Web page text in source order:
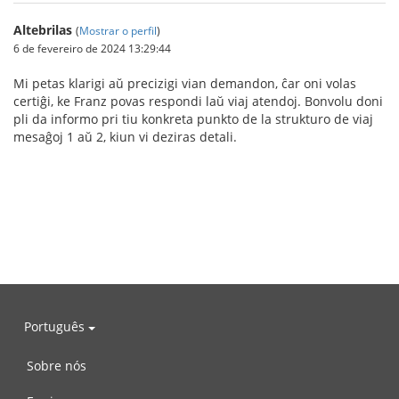
Altebrilas (Mostrar o perfil)
6 de fevereiro de 2024 13:29:44
Mi petas klarigi aŭ precizigi vian demandon, ĉar oni volas
certiĝi, ke Franz povas respondi laŭ viaj atendoj. Bonvolu doni
pli da informo pri tiu konkreta punkto de la strukturo de viaj
mesaĝoj 1 aŭ 2, kiun vi deziras detali.
Português
Sobre nós